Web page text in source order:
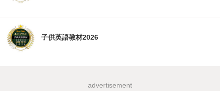
子供英語教材2026
advertisement